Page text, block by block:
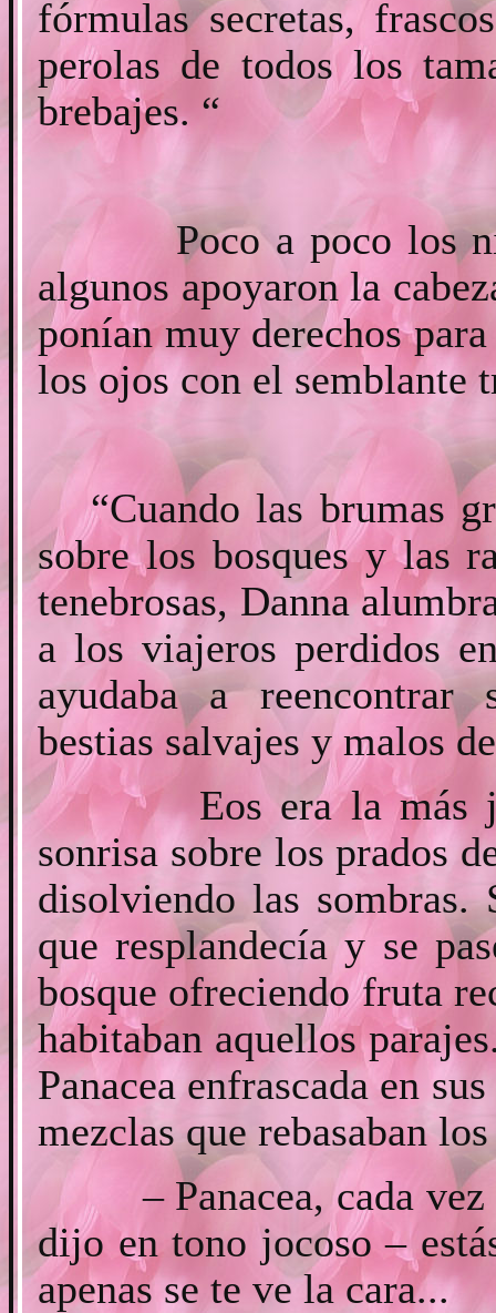
fórmulas secretas,
perolas de todos los
brebajes. “
Poco a poco los
algunos apoyaron la
ponían muy derechos
los ojos con el semblante
“Cuando las brumas
sobre los bosques y las
tenebrosas, Danna
a los viajeros perdidos
ayudaba a reencontrar
bestias salvajes y malos
Eos era la más
sonrisa sobre los prados
disolviendo las sombras.
que resplandecía y se
bosque ofreciendo fruta
habitaban aquellos
Panacea enfrascada en
mezclas que rebasaban
– Panacea, cada vez
dijo en tono jocoso –
apenas se te ve la cara...